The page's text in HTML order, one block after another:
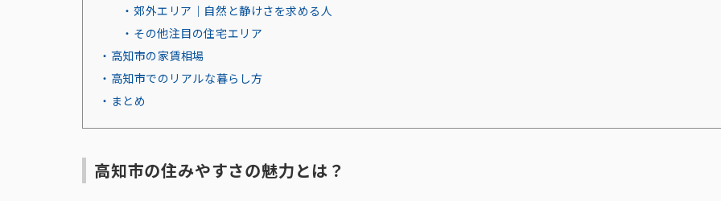
・郊外エリア｜自然と静けさを求める人
・その他注目の住宅エリア
・高知市の家賃相場
・高知市でのリアルな暮らし方
・まとめ
高知市の住みやすさの魅力とは？